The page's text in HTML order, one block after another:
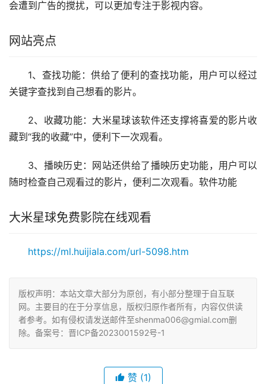
会遭到广告的搅扰，可以更加专注于影视内容。
网站亮点
1、查找功能：供给了便利的查找功能，用户可以经过
关键字查找到自己想看的影片。
2、收藏功能：大米星球该软件还支撑将喜爱的影片收
藏到“我的收藏”中，便利下一次观看。
3、播映历史：网站还供给了播映历史功能，用户可以
随时检查自己观看过的影片，便利二次观看。软件功能
大米星球免费影院在线观看
https://ml.huijiala.com/url-5098.htm
版权声明：本站文章大部分为原创，有小部分整理于自互联
网。主要目的在于分享信息，版权归原作者所有，内容仅供读
者参考。如有侵权请发送邮件至shenma006@gmial.com删
除。备案号：晋ICP备2023001592号-1
赞 (1)